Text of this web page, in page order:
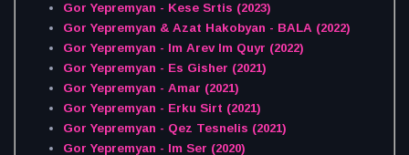
Gor Yepremyan - Kese Srtis (2023)
Gor Yepremyan & Azat Hakobyan - BALA (2022)
Gor Yepremyan - Im Arev Im Quyr (2022)
Gor Yepremyan - Es Gisher (2021)
Gor Yepremyan - Amar (2021)
Gor Yepremyan - Erku Sirt (2021)
Gor Yepremyan - Qez Tesnelis (2021)
Gor Yepremyan - Im Ser (2020)